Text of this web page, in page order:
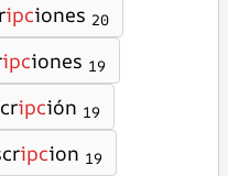
ipciones 20
ipciones 19
ipción 19
ipcion 19